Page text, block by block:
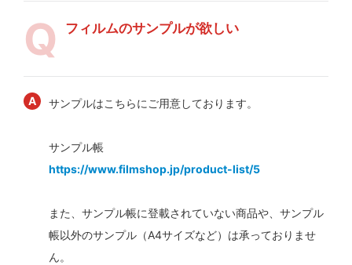
フィルムのサンプルが欲しい
サンプルはこちらにご用意しております。
サンプル帳
https://www.filmshop.jp/product-list/5
また、サンプル帳に登載されていない商品や、サンプル
帳以外のサンプル（A4サイズなど）は承っておりませ
ん。